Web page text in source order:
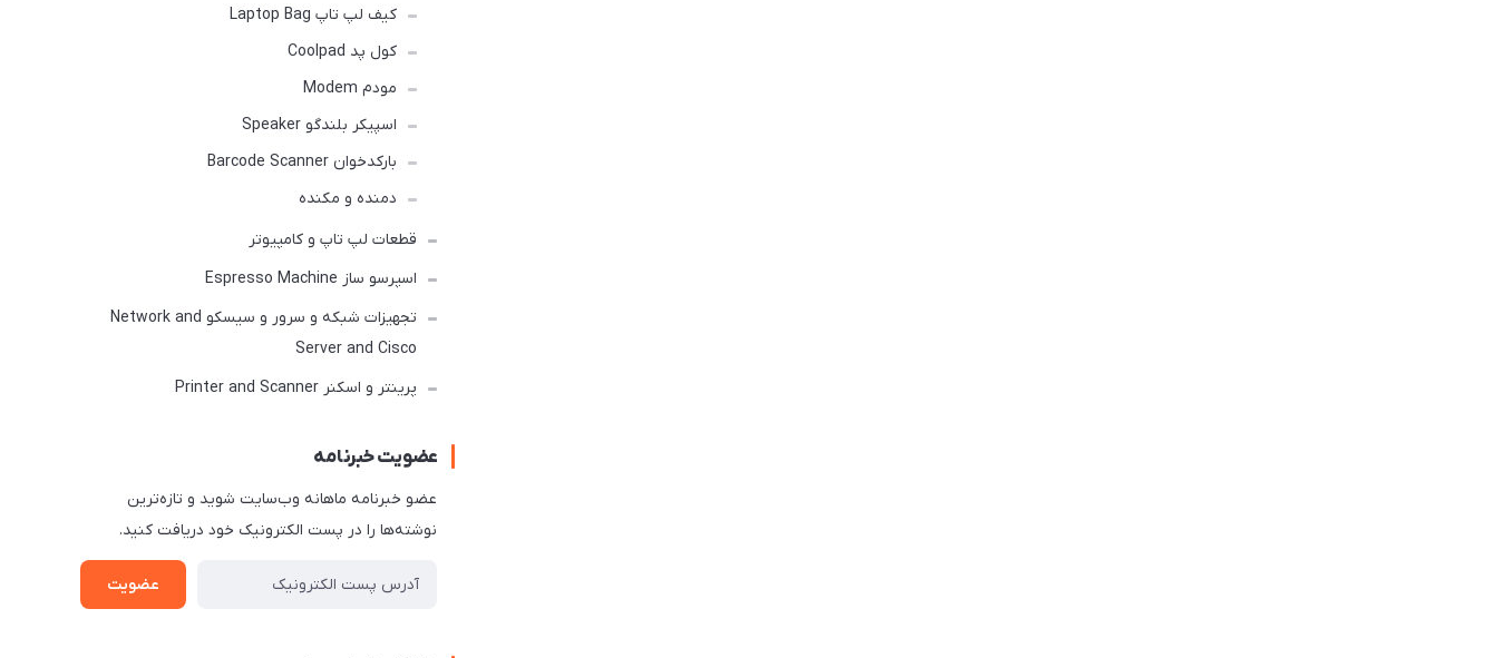
کیف لپ تاپ Laptop Bag
کول پد Coolpad
مودم Modem
اسپیکر بلندگو Speaker
بارکدخوان Barcode Scanner
دمنده و مکنده
قطعات لپ تاپ و کامپیوتر
اسپرسو ساز Espresso Machine
تجهیزات شبکه و سرور و سیسکو Network and
Server and Cisco
پرینتر و اسکنر Printer and Scanner
عضویت خبرنامه
عضو خبرنامه ماهانه وب‌سایت شوید و تازه‌ترین
نوشته‌ها را در پست الکترونیک خود دریافت کنید.
عضویت